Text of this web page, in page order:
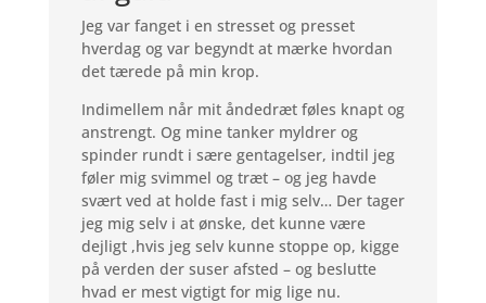
Jeg var fanget i en stresset og presset
hverdag og var begyndt at mærke hvordan
det tærede på min krop.
Indimellem når mit åndedræt føles knapt og
anstrengt. Og mine tanker myldrer og
spinder rundt i sære gentagelser, indtil jeg
føler mig svimmel og træt – og jeg havde
svært ved at holde fast i mig selv… Der tager
jeg mig selv i at ønske, det kunne være
dejligt ,hvis jeg selv kunne stoppe op, kigge
på verden der suser afsted – og beslutte
hvad er mest vigtigt for mig lige nu.